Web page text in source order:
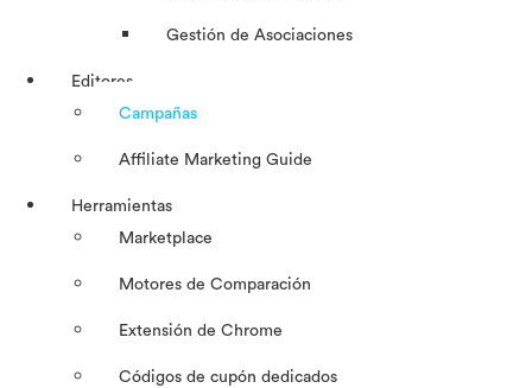
Gestión de Asociaciones
Editores
Campañas
Affiliate Marketing Guide
Herramientas
Marketplace
Motores de Comparación
Extensión de Chrome
Códigos de cupón dedicados